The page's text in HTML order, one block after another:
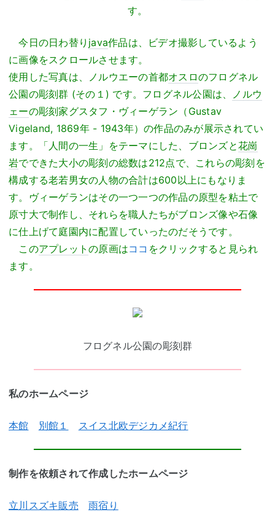
す。
今日の日わ替り java作品は、ビデオ撮影しているよう
に画像をスクロールさせます。
使用した写真は、ノルウエーの首都オスロのフログネル
公園の彫刻群 (その１) です。フログネル公園は、
ノルウ
ェーの彫刻家グスタフ・ヴィーゲラン（Gustav
Vigeland, 1869年 - 1943年）の作品のみが展示されてい
ます。「人間の一生」をテーマにした、ブロンズと花崗
岩でできた大小の彫刻の総数は212点で、これらの彫刻を
構成する老若男女の人物の合計は600以上にもなりま
す。ヴィーゲランはその一つ一つの作品の原型を粘土で
原寸大で制作し、それらを職人たちがブロンズ像や石像
に仕上げて庭園内に配置していったのだそうです。
このアプレット の原画はココ をクリックすると見られ
ます。
フログネル公園の彫刻群
私のホームページ
本館 別館１ スイス北欧デジカメ紀行
制作を依頼されて作成したホームページ
立川スズキ販売 雨宿り